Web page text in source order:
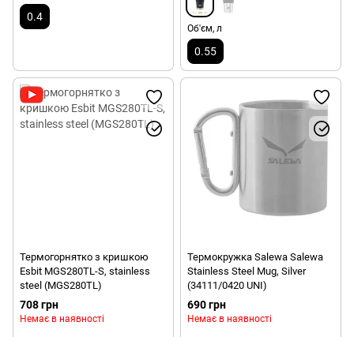
0.4
Об'єм, л
0.55
Термогорнятко з кришкою
Esbit MGS280TL-S, stainless
steel (MGS280TL)
708 грн
Немає в наявності
Термокружка Salewa Salewa
Stainless Steel Mug, Silver
(34111/0420 UNI)
690 грн
Немає в наявності